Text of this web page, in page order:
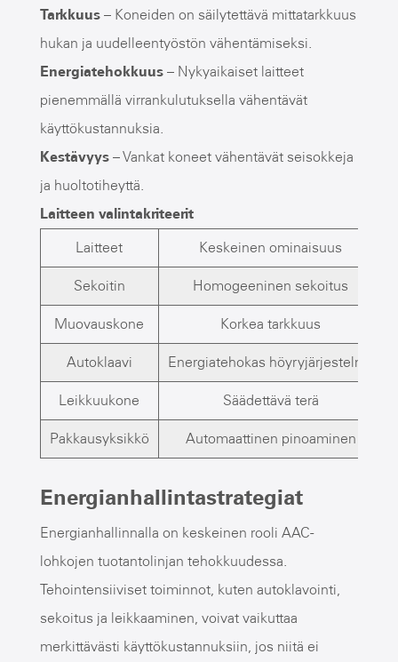
Tarkkuus – Koneiden on säilytettävä mittatarkkuus
hukan ja uudelleentyöstön vähentämiseksi.
Energiatehokkuus – Nykyaikaiset laitteet
pienemmällä virrankulutuksella vähentävät
käyttökustannuksia.
Kestävyys – Vankat koneet vähentävät seisokkeja
ja huoltotiheyttä.
Laitteen valintakriteerit
Laitteet
Keskeinen ominaisuus
Sekoitin Homogeeninen sekoitus
Muovauskone Korkea tarkkuus
Autoklaavi Energiatehokas höyryjärjestelmä
Leikkuukone Säädettävä terä
Pakkausyksikkö Automaattinen pinoaminen
Energianhallintastrategiat
Energianhallinnalla on keskeinen rooli AAC-
lohkojen tuotantolinjan tehokkuudessa.
Tehointensiiviset toiminnot, kuten autoklavointi,
sekoitus ja leikkaaminen, voivat vaikuttaa
merkittävästi käyttökustannuksiin, jos niitä ei